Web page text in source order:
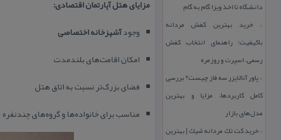
دانشگاه تا اخذ ویزا گام به گام
::خرید بهترین كفش مردانه
باكیفیت؛ راهنمای انتخاب كفش
رسمی، اسپرت و روزمره
:: پاور آنالایزر سه فاز چیست؟ بررسی
كامل كاربردها، مزایا و بهترین
مدل‌های بازار
::خرید كت تك مردانه شیك | بهترین
مزایای هتل آپارتمان اقتصادی:
وجودآشپزخانه اختصاصی
امكان اقامت‌های بلندمدت
فضای بزرگ‌تر نسبت به اتاق هتل
مناسب برای خانواده‌ها و گروه‌های چندنفره